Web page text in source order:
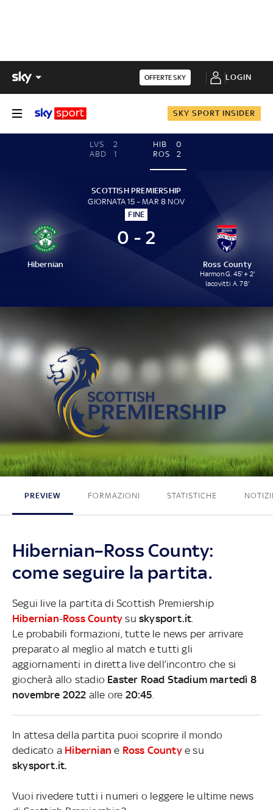
OFFERTE SKY LOGIN
SKY SPORT INSIDER
LVS
2
ABD
1
HIB
0
ROS
2
SCOTTISH PREMIERSHIP
GIORNATA 15 - MAR 8 NOV
FINE
Hibernian
0 - 2
Ross County
Harmon G. 45' + 2'
Iacovitti A. 78'
0 - 2
PREVIEW FORMAZIONI STATISTICHE
Hibernian–Ross County:
come seguire la partita.
Segui live la partita di Scottish Premiership
Hibernian-Ross County suskysport.it
Le probabili formazioni, tutte le news per arrivare
preparato al meglio al match e tutti gli
aggiornamenti in diretta live dell’incontro che si
giocherà allo stadio Easter Road Stadium martedì 8
novembre 2022 alle ore 20:45
In attesa della partita puoi scoprire il mondo
dedicato a Hibernian e Ross Countye su
skysport.it.
Vuoi rivedere tutti i numeri o leggere le ultime news